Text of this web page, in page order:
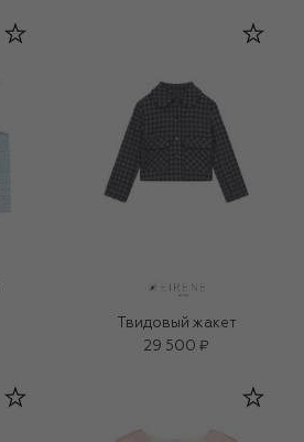
Твидовый жакет
29 500 ₽